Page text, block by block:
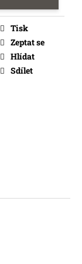
Tisk
Zeptat se
Hlídat
Sdílet